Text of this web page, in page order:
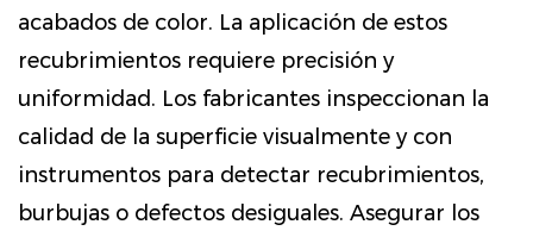
acabados de color. La aplicación de estos
recubrimientos requiere precisión y
uniformidad. Los fabricantes inspeccionan la
calidad de la superficie visualmente y con
instrumentos para detectar recubrimientos,
burbujas o defectos desiguales. Asegurar los